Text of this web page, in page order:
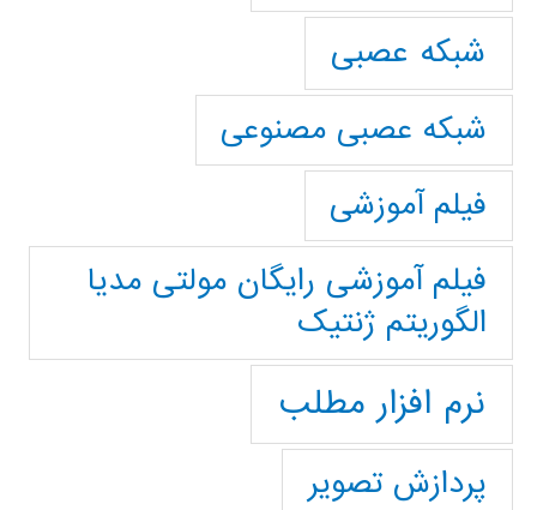
شبکه عصبی
شبکه عصبی مصنوعی
فیلم آموزشی
فیلم آموزشی رایگان مولتی مدیا
الگوریتم ژنتیک
نرم افزار مطلب
پردازش تصویر